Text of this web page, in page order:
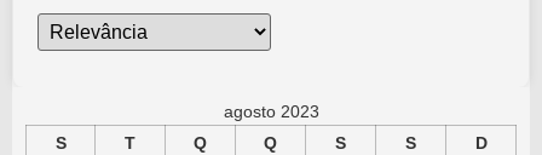
agosto 2023
S
T Q Q S S D